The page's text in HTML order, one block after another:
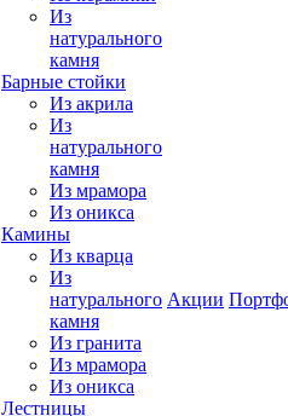
Из
натурального
камня
Барные стойки
Из акрила
Из
натурального
камня
Из мрамора
Из оникса
Камины
Из кварца
Из
натурального
камня
Из гранита
Из мрамора
Из оникса
Лестницы
Акции